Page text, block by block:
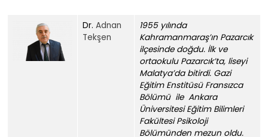
Dr. Adnan
Tekşen
1955 yılında
Kahramanmaraş’ın Pazarcık
ilçesinde doğdu. İlk ve
ortaokulu Pazarcık’ta, liseyi
Malatya’da bitirdi. Gazi
Eğitim Enstitüsü Fransızca
Bölümü ile Ankara
Üniversitesi Eğitim Bilimleri
Fakültesi Psikoloji
Bölümünden mezun oldu.